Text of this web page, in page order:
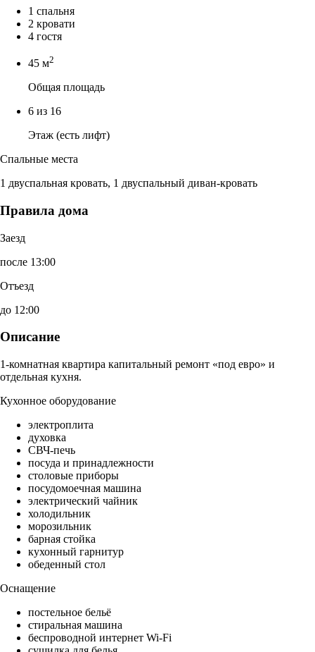
1 спальня
2 кровати
4 гостя
45 м2
Общая площадь
6 из 16
Этаж (есть лифт)
Спальные места
1 двуспальная кровать, 1 двуспальный диван-кровать
Правила дома
Заезд
после 13:00
Отъезд
до 12:00
Описание
1-комнатная квартира капитальный ремонт «под евро» и
отдельная кухня.
Кухонное оборудование
электроплита
духовка
СВЧ-печь
посуда и принадлежности
столовые приборы
посудомоечная машина
электрический чайник
холодильник
морозильник
барная стойка
кухонный гарнитур
обеденный стол
Оснащение
постельное бельё
стиральная машина
беспроводной интернет Wi-Fi